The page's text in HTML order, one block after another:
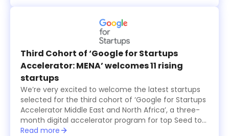
products in three-minute pitches. A global judging
panel including investors from Sukna Ventures, Falak
Investment Hub, and HALA Ventures, selected 10
final startups that received US$100,000 in funding
each, while an eleventh startup was also selected
by the online and in-person audience and was
granted $100,000 as well.
Third Cohort of ‘Google for Startups
Accelerator: MENA’ welcomes 11 rising
startups
We’re very excited to welcome the latest startups
selected for the third cohort of ‘Google for Startups
Accelerator Middle East and North Africa’, a three-
month digital accelerator program for top Seed to
Series A technology startups based in the region.
Read more